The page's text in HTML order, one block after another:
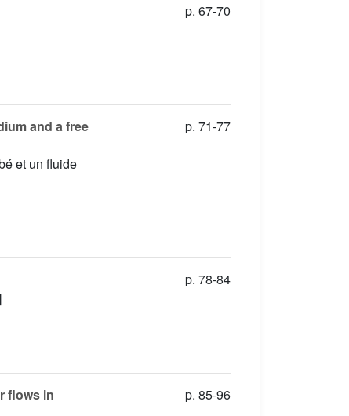
p. 67-70
and a free
et un fluide
p. 71-77
p. 78-84
flows in
p. 85-96